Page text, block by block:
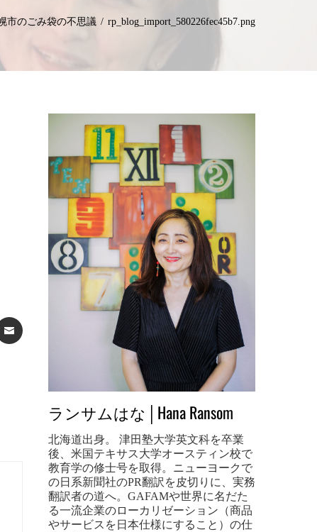
市のごみ袋の不思議 rp_blog_import_580226fec45b7.png
EMAIL
ランサムはな│Hana Ransom
北海道出身。 津田塾大学英文科を卒業
後、米国テキサス大学オースティン校で
教育学の修士号を取得。ニューヨークで
の日系新聞社のPR翻訳を皮切りに、実務
翻訳者の道へ。GAFAMや世界に名だた
る一流企業のローカリゼーション（商品
やサービスを日本仕様にすること）の仕